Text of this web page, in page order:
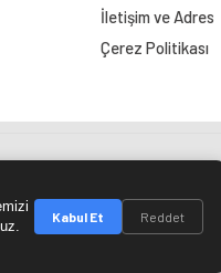
İletişim ve Adres
Çerez Politikası
Kabul Et Reddet